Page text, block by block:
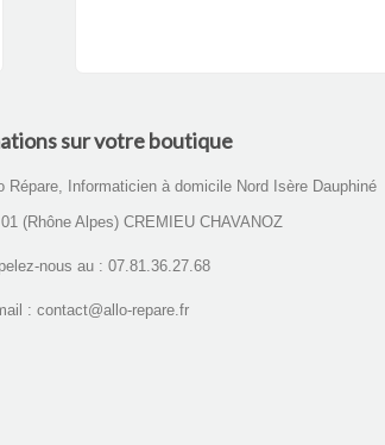
sur votre boutique
Répare, Informaticien à domicile Nord Isère Dauphiné
(Rhône Alpes) CREMIEU CHAVANOZ
nous au : 07.81.36.27.68
: contact@allo-repare.fr